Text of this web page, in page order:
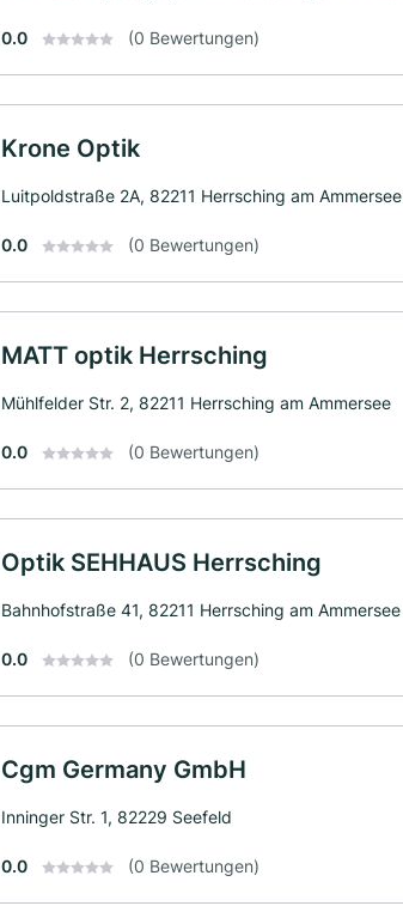
0.0 (0 Bewertungen)
Krone Optik
Luitpoldstraße 2A, 82211 Herrsching am Ammersee
0.0 (0 Bewertungen)
MATT optik Herrsching
Mühlfelder Str. 2, 82211 Herrsching am Ammersee
0.0 (0 Bewertungen)
Optik SEHHAUS Herrsching
Bahnhofstraße 41, 82211 Herrsching am Ammersee
0.0 (0 Bewertungen)
Cgm Germany GmbH
Inninger Str. 1, 82229 Seefeld
0.0 (0 Bewertungen)